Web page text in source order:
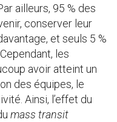
Par ailleurs, 95 % des
conserver leur
et seuls 5 %
les
avoir atteint un
des équipes, le
Ainsi, l’effet du
mass transit